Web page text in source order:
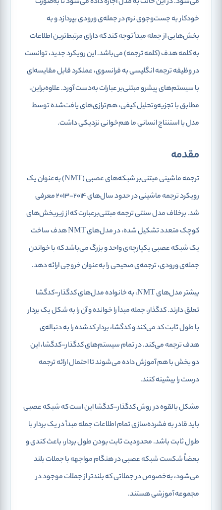
خودکار به جست‌و‌جوی نرم در جمله‌‌ی ورودی بپردازد و به
بخش‌هایی از جمله مبدأ توجه کند که دارای مرتبط‌ترین اطلاعات
به کلمه هدف (کلمه ترجمه) می‌باشد. این رویکرد جدید، توانست
در وظیفه ترجمه انگلیسی به فرانسوی، عملکرد قابل مقایسه‌ای
با سیستم‌های پیشرو مبتنی‌بر عبارات به‌دست آورد. علاوه‌براین،
مطابق با تجزیه‌وتحلیل کیفی، هم‌ترازی‌های یافت‌شده توسط
مدل با استنتاج انسانی ما هم‌خوانی نزدیکی داشت.
مقدمه‌
ترجمه ماشینی مبتنی‌بر شبکه‌های عصبی (NMT) به‌عنوان یک
رویکرد ترجمه ماشینی در حدود سال‌های 2014-2013 معرفی
شد. برخلاف مدل سنتی ترجمه مبتنی‌بر‌عبارت که از زیربخش‌های
کوچک متعدد تشکیل شده، در مدل‌های NMT هدف ساخت
یک شبکه عصبی یکپارچه‌ی واحد و بزرگ می‌باشد که با خواندن
جمله‌ی ورودی، ترجمه‌ی صحیحی را به‌عنوان خروجی ارائه دهد.
بیشتر مدل‌های NMT، به خانواده‌ مدل‌های کدگذار-کدگشا
تعلق دارند. کدگذار، جمله مبدأ را خوانده و آن را به شکل یک بردار
با طول ثابت کد می‌کند و کدگشا، بردار کدشده را به دنباله‌ی
هدف ترجمه می‌کند. در تمام سیستم‌های کدگذار-کدگشا، این
دو بخش با هم آموزش داده می‌شوند تا احتمال ارائه ترجمه
درست را بیشینه کنند.
مشکل بالقوه در روش کدگذار-کدگشا این است که شبکه عصبی
باید قادر به فشرده‌سازی تمام اطلاعات جمله مبدأ در یک بردار با
طول ثابت باشد. محدودیت ثابت بودن طول بردار، باعث کندی و
بعضاً شکست شبکه عصبی در هنگام مواجهه با جملات بلند
می‌شود، به‌خصوص در جملاتی که بلندتر از جملات موجود در
مجموعه آموزشی هستند.